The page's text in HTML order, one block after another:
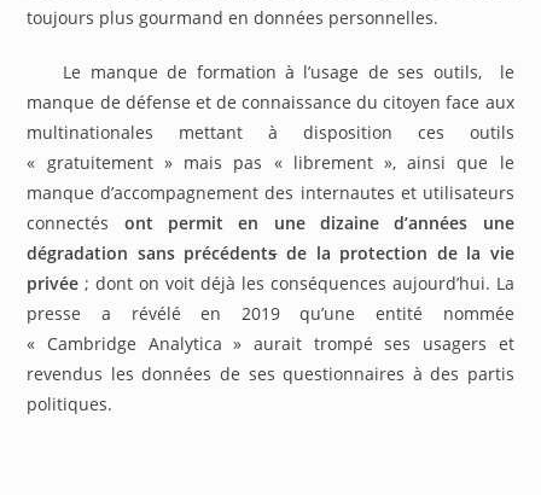
toujours plus gourmand en données personnelles.
Le manque de formation à l’usage de ses outils, le
manque de défense et de connaissance du citoyen face aux
multinationales mettant à disposition ces outils
« gratuitement » mais pas « librement », ainsi que le
manque d’accompagnement des internautes et utilisateurs
connectés ont permit en une dizaine d’années une
dégradation sans précédentsde la protection de la vie
privée ; dont on voit déjà les conséquences aujourd’hui. La
presse a révélé en 2019 qu’une entité nommée
« Cambridge Analytica » aurait trompé ses usagers et
revendus les données de ses questionnaires à des partis
politiques.